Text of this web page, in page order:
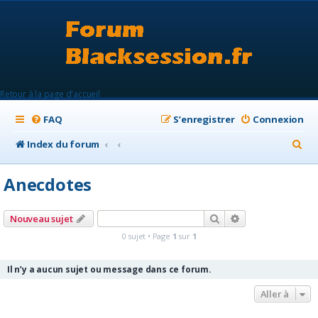
Retour à la page d'accueil
FAQ Connexion
S’enregistrer
Index du forum
e
h
Anecdotes
Nouveau sujet Rechercher
0 sujet • Page 1 sur 1
Il n’y a aucun sujet ou message dans ce forum.
Aller à